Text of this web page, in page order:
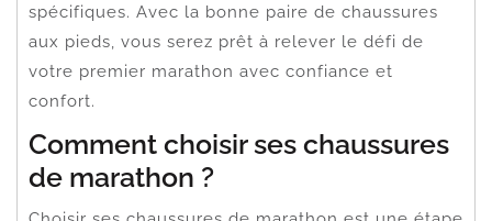
spécifiques. Avec la bonne paire de chaussures
aux pieds, vous serez prêt à relever le défi de
votre premier marathon avec confiance et
confort.
Comment choisir ses chaussures
de marathon ?